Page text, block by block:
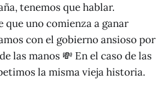
tenemos que hablar.
que uno comienza a ganar
con el gobierno ansioso por
las manos 💸 En el caso de las
la misma vieja historia.